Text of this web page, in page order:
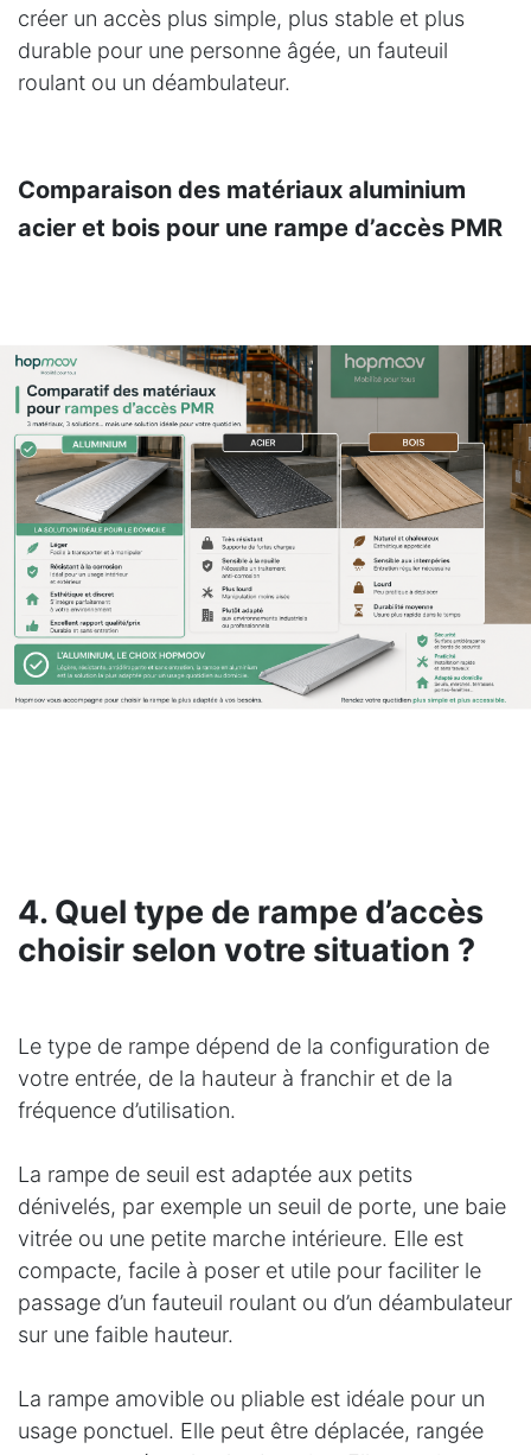
créer un accès plus simple, plus stable et plus
durable pour une personne âgée, un fauteuil
roulant ou un déambulateur.
Comparaison des matériaux aluminium
acier et bois pour une rampe d’accès PMR
4. Quel type de rampe d’accès
choisir selon votre situation ?
Le type de rampe dépend de la configuration de
votre entrée, de la hauteur à franchir et de la
fréquence d’utilisation.
La rampe de seuil est adaptée aux petits
dénivelés, par exemple un seuil de porte, une baie
vitrée ou une petite marche intérieure. Elle est
compacte, facile à poser et utile pour faciliter le
passage d’un fauteuil roulant ou d’un déambulateur
sur une faible hauteur.
La rampe amovible ou pliable est idéale pour un
usage ponctuel. Elle peut être déplacée, rangée